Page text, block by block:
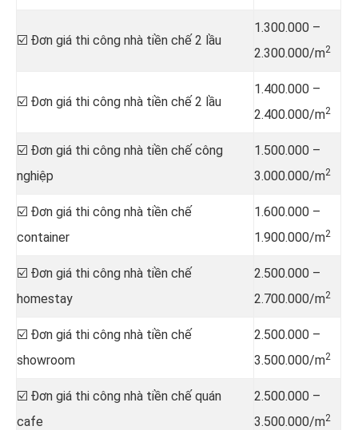
☑️ Đơn giá thi công nhà tiền chế 2 lầu
1.300.000 –
2.300.000/m2
☑️ Đơn giá thi công nhà tiền chế 2 lầu
1.400.000 –
2.400.000/m2
☑️ Đơn giá thi công nhà tiền chế công
nghiệp
1.500.000 –
3.000.000/m2
☑️ Đơn giá thi công nhà tiền chế
container
1.600.000 –
1.900.000/m2
☑️ Đơn giá thi công nhà tiền chế
homestay
2.500.000 –
2.700.000/m2
☑️ Đơn giá thi công nhà tiền chế
showroom
2.500.000 –
3.500.000/m2
☑️ Đơn giá thi công nhà tiền chế quán
cafe
2.500.000 –
3.500.000/m2